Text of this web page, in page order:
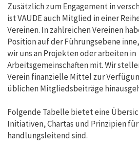
Zusätzlich zum Engagement in
ist VAUDE auch Mitglied in einer
Vereinen. In zahlreichen Vereinen
Position auf der Führungsebene
wir uns an Projekten oder arbeiten in
Arbeitsgemeinschaften mit. Wir
Verein finanzielle Mittel zur
üblichen Mitgliedsbeiträge
Folgende Tabelle bietet eine
Initiativen, Chartas und Prinzipien
handlungsleitend sind.